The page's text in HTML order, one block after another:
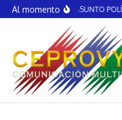
Saltar al contenido
Al momentoNO ES ASUNTO